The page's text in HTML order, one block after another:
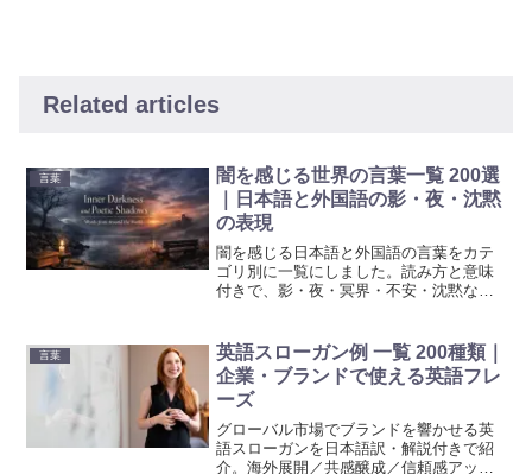
Related articles
言葉
闇を感じる世界の言葉一覧 200選
｜日本語と外国語の影・夜・沈黙
の表現
闇を感じる日本語と外国語の言葉をカテ
ゴリ別に一覧にしました。読み方と意味
付きで、影・夜・冥界・不安・沈黙など
言葉
英語スローガン例 一覧 200種類｜
企業・ブランドで使える英語フレ
ーズ
グローバル市場でブランドを響かせる英
語スローガンを日本語訳・解説付きで紹
介。海外展開／共感醸成／信頼感アップ